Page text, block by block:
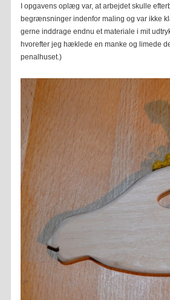
I opgavens oplæg var, at arbejdet skulle
begrænsninger indenfor maling og var ikke
gerne inddrage endnu et materiale i mit
hvorefter jeg hæklede en manke og limede
penalhuset.)